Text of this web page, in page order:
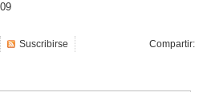
Compartir:
Suscribirse